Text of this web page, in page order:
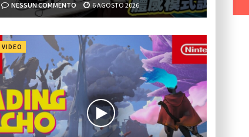
NESSUN COMMENTO 6 AGOSTO 2026
VIDEO